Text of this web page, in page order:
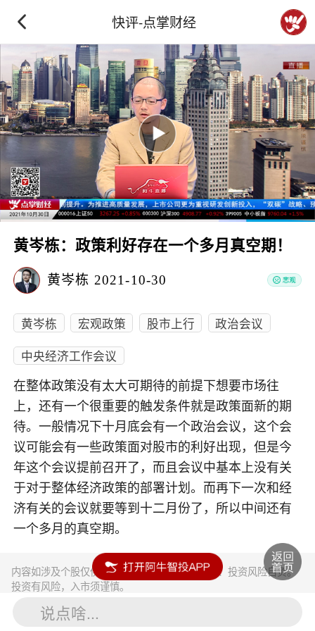
快评-点掌财经
黄岑栋：政策利好存在一个多月真空期！
黄岑栋 2021-10-30
黄岑栋 宏观政策 股市上行
政治会议
中央经济工作会议
在整体政策没有太大可期待的前提下想要市场往
上，还有一个很重要的触发条件就是政策面新的期
待。一般情况下十月底会有一个政治会议，这个会
议可能会有一些政策面对股市的利好出现，但是今
年这个会议提前召开了，而且会议中基本上没有关
于对于整体经济政策的部署计划。而再下一次和经
济有关的会议就要等到十二月份了，所以中间还有
一个多月的真空期。
内容如涉及个股仅供参考，不构成任何投资建议！投资风险自负。
投资有风险，入市须谨慎。
说点啥...